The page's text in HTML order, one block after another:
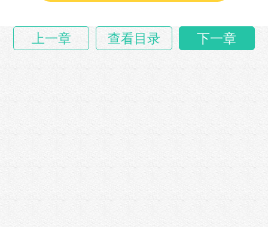
上一章 查看目录 下一章